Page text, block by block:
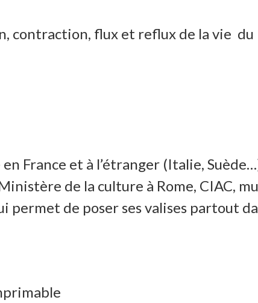
contraction, flux et reflux de la vie du
France et à l’étranger (Italie,
de la culture à Rome, CIAC,
permet de poser ses valises partout